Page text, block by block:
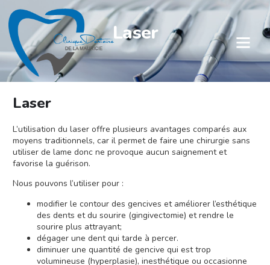
Laser
Laser
L’utilisation du laser offre plusieurs avantages comparés aux
moyens traditionnels, car il permet de faire une chirurgie sans
utiliser de lame donc ne provoque aucun saignement et
favorise la guérison.
Nous pouvons l’utiliser pour :
modifier le contour des gencives et améliorer l’esthétique
des dents et du sourire (gingivectomie) et rendre le
sourire plus attrayant;
dégager une dent qui tarde à percer.
diminuer une quantité de gencive qui est trop
volumineuse (hyperplasie), inesthétique ou occasionne